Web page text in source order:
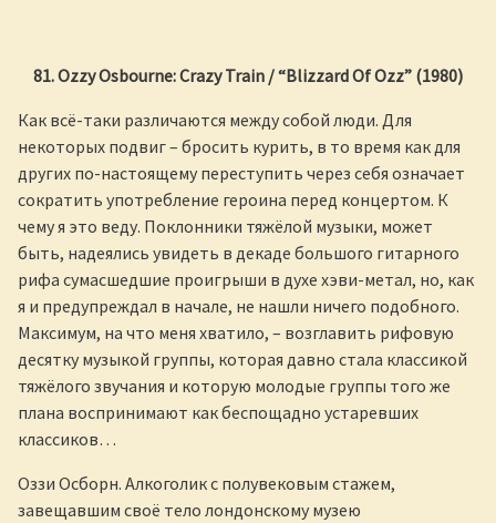
81. Ozzy Osbourne: Crazy Train / “Blizzard Of Ozz” (1980)
Как всё-таки различаются между собой люди. Для
некоторых подвиг – бросить курить, в то время как для
других по-настоящему переступить через себя означает
сократить употребление героина перед концертом. К
чему я это веду. Поклонники тяжёлой музыки, может
быть, надеялись увидеть в декаде большого гитарного
рифа сумасшедшие проигрыши в духе хэви-метал, но, как
я и предупреждал в начале, не нашли ничего подобного.
Максимум, на что меня хватило, – возглавить рифовую
десятку музыкой группы, которая давно стала классикой
тяжёлого звучания и которую молодые группы того же
плана воспринимают как беспощадно устаревших
классиков…
Оззи Осборн. Алкоголик с полувековым стажем,
завещавшим своё тело лондонскому музею